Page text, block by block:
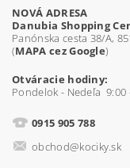
NOVÁ ADRESA
Danubia Shopping
Panónska cesta 38/A,
(MAPA cez Google)
Otváracie hodiny:
Pondelok - Nedeľa 9:00
0915 905 788
obchod@kociky.sk